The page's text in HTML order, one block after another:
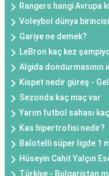
Rangers hangi Avrupa
Voleybol dünya
Gariye ne demek?
LeBron kaç kez
Algida dondurmasının
Kispet nedir güreş -
Sezonda kaç maç var
Yarım futbol sahası
Kas hipertrofisi nedir?
Balotelli süper ligde 1
Hüseyin Cahit Yalçın
Türkiye - Bulgaristan